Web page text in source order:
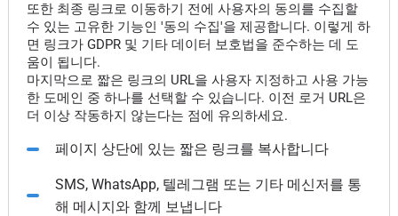
또한 최종 링크로 이동하기 전에 사용자의 동의를 수집할
수 있는 고유한 기능인 '동의 수집'을 제공합니다. 이렇게 하
면 링크가 GDPR 및 기타 데이터 보호법을 준수하는 데 도
움이 됩니다.
마지막으로 짧은 링크의 URL을 사용자 지정하고 사용 가능
한 도메인 중 하나를 선택할 수 있습니다. 이전 로거 URL은
더 이상 작동하지 않는다는 점에 유의하세요.
페이지 상단에 있는 짧은 링크를 복사합니다
SMS, WhatsApp, 텔레그램 또는 기타 메신저를 통
해 메시지와 함께 보냅니다